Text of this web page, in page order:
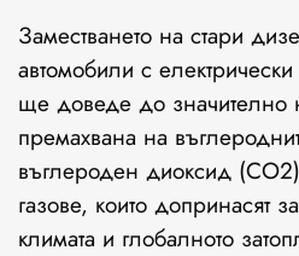
Заместването на стари
автомобили с
ще доведе до значително
премахвана на
въглероден диоксид
газове, които допринасят
климата и глобалното